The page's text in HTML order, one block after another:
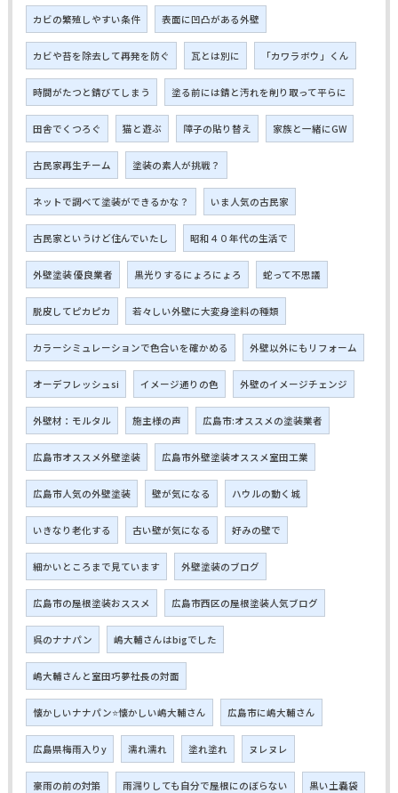
カビの繁殖しやすい条件 表面に凹凸がある外壁
カビや苔を除去して再発を防ぐ 瓦とは別に 「カワラボウ」くん
時間がたつと錆びてしまう 塗る前には錆と汚れを削り取って平らに
田舎でくつろぐ 猫と遊ぶ 障子の貼り替え 家族と一緒にGW
古民家再生チーム 塗装の素人が挑戦？
ネットで調べて塗装ができるかな？ いま人気の古民家
古民家というけど住んでいたし 昭和４０年代の生活で
外壁塗装 優良業者 黒光りするにょろにょろ 蛇って不思議
脱皮してピカピカ 若々しい外壁に大変身塗料の種類
カラーシミュレーションで色合いを確かめる 外壁以外にもリフォーム
オーデフレッシュsi イメージ通りの色 外壁のイメージチェンジ
外壁材：モルタル 施主様の声 広島市:オススメの塗装業者
広島市オススメ外壁塗装 広島市外壁塗装オススメ室田工業
広島市人気の外壁塗装 壁が気になる ハウルの動く城
いきなり老化する 古い壁が気になる 好みの壁で
細かいところまで見ています 外壁塗装のブログ
広島市の屋根塗装おススメ 広島市西区の屋根塗装人気ブログ
呉のナナパン 嶋大輔さんはbigでした
嶋大輔さんと室田巧夢社長の対面
懐かしいナナパン⭐懐かしい嶋大輔さん 広島市に嶋大輔さん
広島県梅雨入りy 濡れ濡れ 塗れ塗れ ヌレヌレ
豪雨の前の対策 雨漏りしても自分で屋根にのぼらない 黒い土嚢袋